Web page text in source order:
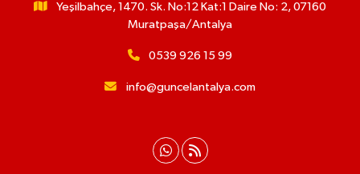
Yeşilbahçe, 1470. Sk. No:12 Kat:1 Daire No: 2, 07160
Muratpaşa/Antalya
0539 926 15 99
info@guncelantalya.com